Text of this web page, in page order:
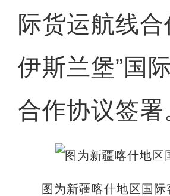
际货运航线
伊斯兰堡”国
合作协议签署
图为新疆喀什地区国